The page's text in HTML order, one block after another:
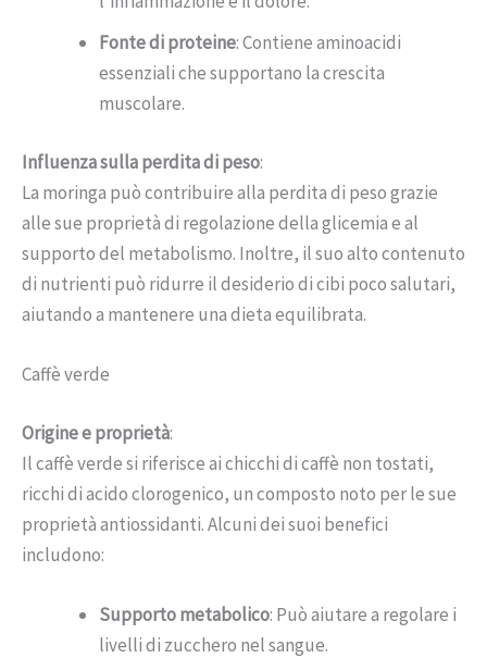
Fonte di proteine: Contiene aminoacidi
essenziali che supportano la crescita
muscolare.
Influenza sulla perdita di peso:
La moringa può contribuire alla perdita di peso grazie
alle sue proprietà di regolazione della glicemia e al
supporto del metabolismo. Inoltre, il suo alto contenuto
di nutrienti può ridurre il desiderio di cibi poco salutari,
aiutando a mantenere una dieta equilibrata.
Caffè verde
Origine e proprietà:
Il caffè verde si riferisce ai chicchi di caffè non tostati,
ricchi di acido clorogenico, un composto noto per le sue
proprietà antiossidanti. Alcuni dei suoi benefici
includono:
Supporto metabolico: Può aiutare a regolare i
livelli di zucchero nel sangue.